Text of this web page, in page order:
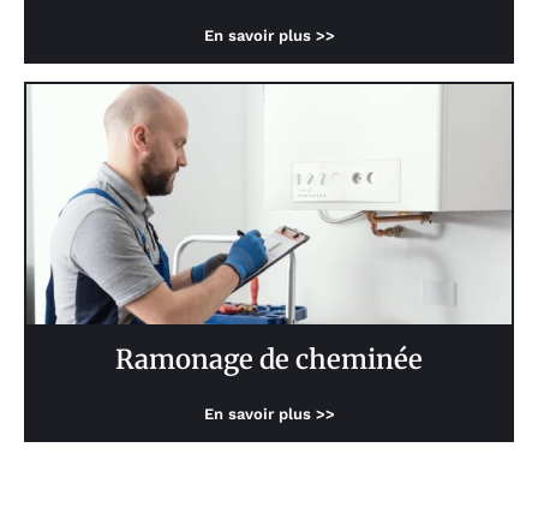
En savoir plus >>
Ramonage de cheminée
En savoir plus >>